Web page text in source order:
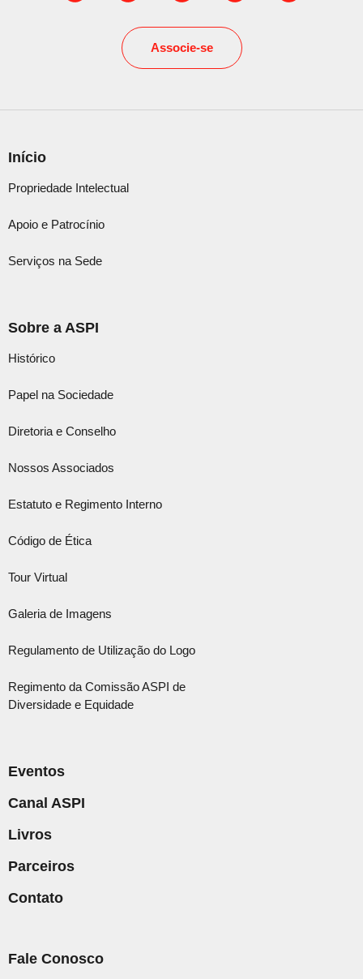
Associe-se
Início
Propriedade Intelectual
Apoio e Patrocínio
Serviços na Sede
Sobre a ASPI
Histórico
Papel na Sociedade
Diretoria e Conselho
Nossos Associados
Estatuto e Regimento Interno
Código de Ética
Tour Virtual
Galeria de Imagens
Regulamento de Utilização do Logo
Regimento da Comissão ASPI de
Diversidade e Equidade
Eventos
Canal ASPI
Livros
Parceiros
Contato
Fale Conosco